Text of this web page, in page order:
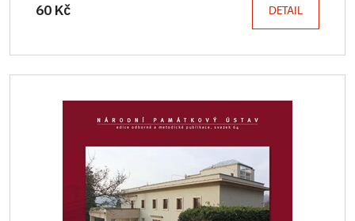
60 Kč DETAIL